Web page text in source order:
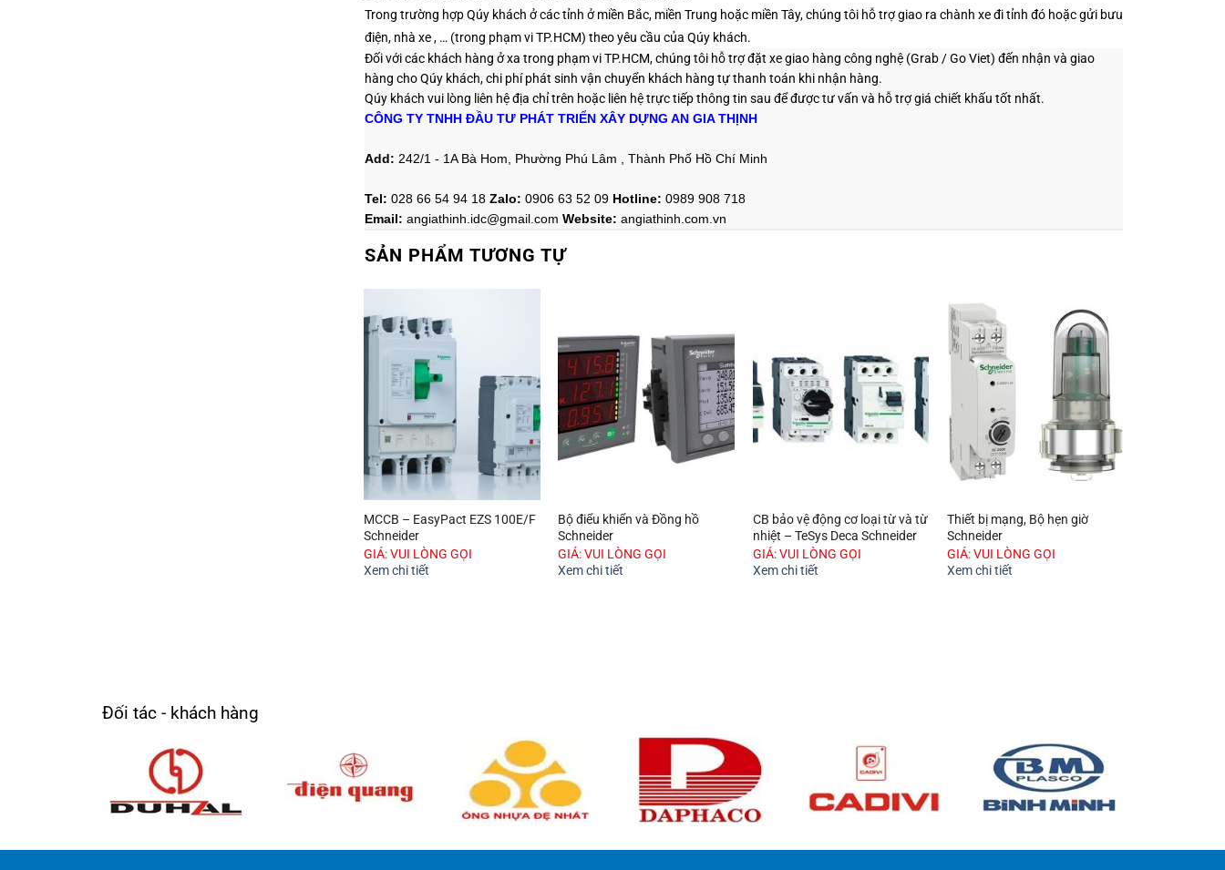
Trong trường hợp Qúy khách ở các tỉnh ở miền Bắc, miền Trung hoặc miền Tây, chúng tôi hỗ trợ giao ra chành xe đi tỉnh đó hoặc gửi bưu
điện, nhà xe , … (trong phạm vi TP.HCM) theo yêu cầu của Qúy khách.
Đối với các khách hàng ở xa trong phạm vi TP.HCM, chúng tôi hỗ trợ đặt xe giao hàng công nghệ (Grab / Go Viet) đến nhận và giao
hàng cho Qúy khách, chi phí phát sinh vận chuyển khách hàng tự thanh toán khi nhận hàng.
Qúy khách vui lòng liên hệ địa chỉ trên hoặc liên hệ trực tiếp thông tin sau để được tư vấn và hỗ trợ giá chiết khấu tốt nhất.
CÔNG TY TNHH ĐẦU TƯ PHÁT TRIỂN XÂY DỰNG AN GIA THỊNH
Add: 242/1 - 1A Bà Hom, Phường Phú Lâm , Thành Phố Hồ Chí Minh
Tel: 028 66 54 94 18 Zalo: 0906 63 52 09 Hotline: 0989 908 718
Email: angiathinh.idc@gmail.com Website: angiathinh. com.vn
SẢN PHẨM TƯƠNG TỰ
MCCB – EasyPact EZS 100E/F
Schneider
GIÁ: VUI LÒNG GỌI
Xem chi tiết
Bộ điểu khiển và Đồng hồ
Schneider
GIÁ: VUI LÒNG GỌI
Xem chi tiết
CB bảo vệ động cơ loại từ và từ
nhiệt – TeSys Deca Schneider
GIÁ: VUI LÒNG GỌI
Xem chi tiết
Thiết bị mạng, Bộ hẹn giờ
Schneider
GIÁ: VUI LÒNG GỌI
Xem chi tiết
Đối tác - khách hàng